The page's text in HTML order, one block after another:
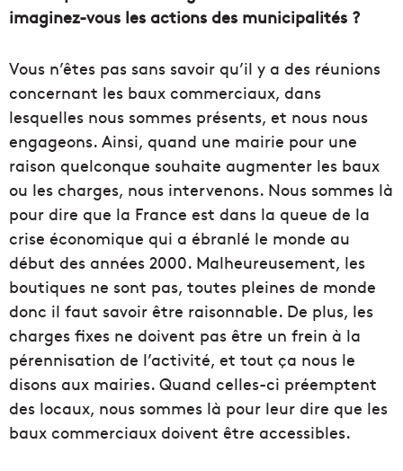
imaginez-vous les actions des municipalités ?
Vous n’êtes pas sans savoir qu’il y a des réunions
concernant les baux commerciaux, dans
lesquelles nous sommes présents, et nous nous
engageons. Ainsi, quand une mairie pour une
raison quelconque souhaite augmenter les baux
ou les charges, nous intervenons. Nous sommes là
pour dire que la France est dans la queue de la
crise économique qui a ébranlé le monde au
début des années 2000. Malheureusement, les
boutiques ne sont pas, toutes pleines de monde
donc il faut savoir être raisonnable. De plus, les
charges fixes ne doivent pas être un frein à la
pérennisation de l’activité, et tout ça nous le
disons aux mairies. Quand celles-ci préemptent
des locaux, nous sommes là pour leur dire que les
baux commerciaux doivent être accessibles.